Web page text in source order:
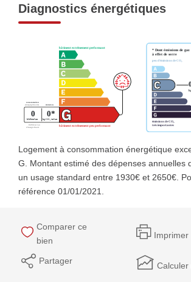
Diagnostics énergétiques
Logement à consommation énergétique
G. Montant estimé des dépenses annuelles
un usage standard entre 1930€ et 2650€.
référence 01/01/2021.
Comparer ce
bien
Imprimer
Partager Calculer